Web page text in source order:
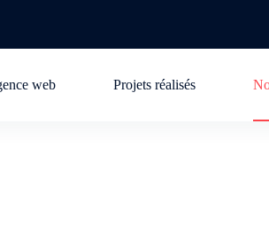
web Projets réalisés